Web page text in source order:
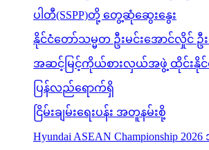
ပါတီ(SSPP)တို့ တွေ့ဆုံဆွေးနွေး
နိုင်ငံတော်သမ္မတ ဦးမင်းအောင်လှိုင် ဦ
အဆင့်မြင့်ကိုယ်စားလှယ်အဖွဲ့ ထိုင်းနိုင်ငံ
ပြန်လည်ရောက်ရှိ
ငြိမ်းချမ်းရေးပန်း အတူနမ်းစို့
Hyundai ASEAN Championship